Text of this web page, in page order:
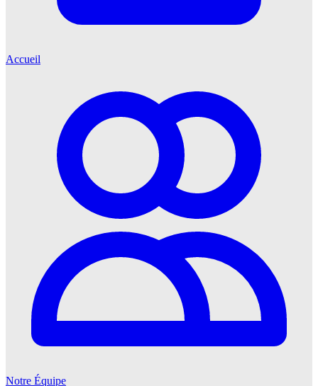
Accueil
Notre Équipe